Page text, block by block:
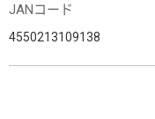
JANコード
4550213109138